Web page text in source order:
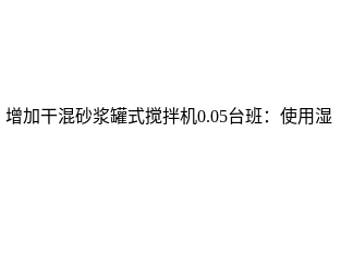
加干混砂浆罐式搅拌机0.05台班：使用湿